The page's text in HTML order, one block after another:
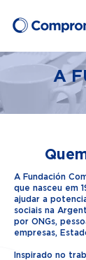
A
A Fundación
que nasceu em
ajudar a
sociais na
por ONGs,
empresas,
Inspirado no